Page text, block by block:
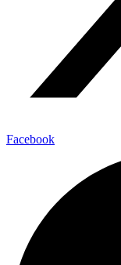
Facebook